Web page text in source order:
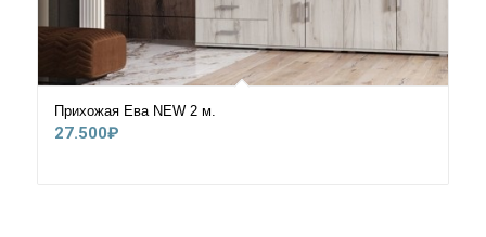
Прихожая Ева NEW 2 м.
27.500₽